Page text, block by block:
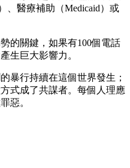
、醫療補助（Medicaid）或
的關鍵，如果有100個電話
生巨大影響力。
暴行持續在這個世界發生；
式成了共謀者。每個人理應
惡。